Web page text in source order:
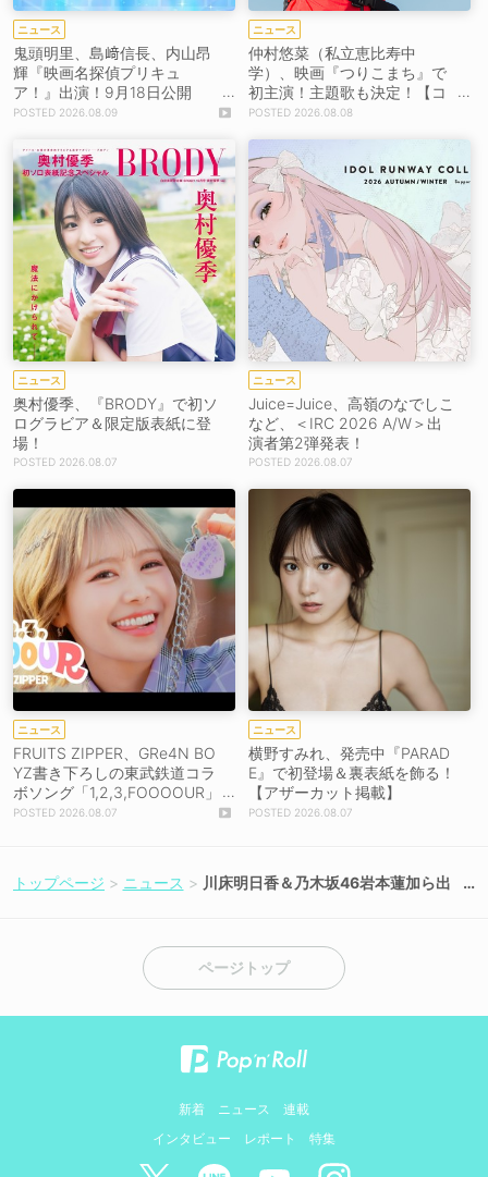
ニュース
鬼頭明里、島﨑信長、内山昂
輝『映画名探偵プリキュ
ア！』出演！9月18日公開
【コメントあり】
2026.08.09
ニュース
仲村悠菜（私立恵比寿中
学）、映画『つりこまち』で
初主演！主題歌も決定！【コ
メントあり】
2026.08.08
ニュース
奥村優季、『BRODY』で初ソ
ログラビア＆限定版表紙に登
場！
2026.08.07
ニュース
Juice=Juice、高嶺のなでしこ
など、＜IRC 2026 A/W＞出
演者第2弾発表！
2026.08.07
ニュース
FRUITS ZIPPER、GRe4N BO
YZ書き下ろしの東武鉄道コラ
ボソング「1,2,3,FOOOOUR」
をリリース＆MV公開！
2026.08.07
ニュース
横野すみれ、発売中『PARAD
E』で初登場＆裏表紙を飾る！
【アザーカット掲載】
2026.08.07
トップページ ニュース
川床明日香＆乃木坂46岩本蓮加ら出
ページトップ
新着 ニュース
連載
インタビュー
レポート 特集